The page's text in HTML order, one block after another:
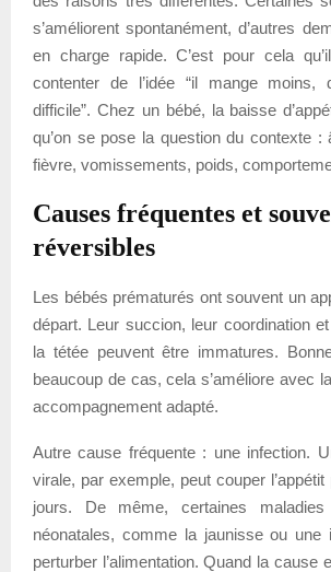
s’améliorent spontanément, d’autres
en charge rapide. C’est pour cela
contenter de l’idée “il mange
difficile”. Chez un bébé, la baisse
qu’on se pose la question du contexte :
fièvre, vomissements, poids,
Causes fréquentes et
réversibles
Les bébés prématurés ont souvent un
départ. Leur succion, leur coordination
la tétée peuvent être immatures.
beaucoup de cas, cela s’améliore avec
accompagnement adapté.
Autre cause fréquente : une infection.
virale, par exemple, peut couper l’appétit
jours. De même, certaines maladies
néonatales, comme la jaunisse ou une
perturber l’alimentation. Quand la cause